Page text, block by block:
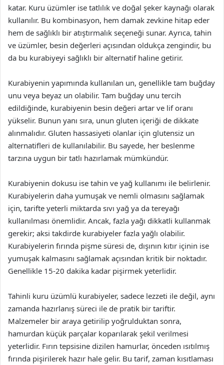
katar. Kuru üzümler ise tatlılık ve doğal şeker kaynağı olarak
kullanılır. Bu kombinasyon, hem damak zevkine hitap eder
hem de sağlıklı bir atıştırmalık seçeneği sunar. Ayrıca, tahin
ve üzümler, besin değerleri açısından oldukça zengindir, bu
da bu kurabiyeyi sağlıklı bir alternatif haline getirir.
Kurabiyenin yapımında kullanılan un, genellikle tam buğday
unu veya beyaz un olabilir. Tam buğday unu tercih
edildiğinde, kurabiyenin besin değeri artar ve lif oranı
yükselir. Bunun yanı sıra, unun gluten içeriği de dikkate
alınmalıdır. Gluten hassasiyeti olanlar için glutensiz un
alternatifleri de kullanılabilir. Bu sayede, her beslenme
tarzına uygun bir tatlı hazırlamak mümkündür.
Kurabiyenin dokusu ise tahin ve yağ kullanımı ile belirlenir.
Kurabiyelerin daha yumuşak ve nemli olmasını sağlamak
için, tarifte yeterli miktarda sıvı yağ ya da tereyağı
kullanılması önemlidir. Ancak, fazla yağı dikkatli kullanmak
gerekir; aksi takdirde kurabiyeler fazla yağlı olabilir.
Kurabiyelerin fırında pişme süresi de, dışının kıtır içinin ise
yumuşak kalmasını sağlamak açısından kritik bir noktadır.
Genellikle 15-20 dakika kadar pişirmek yeterlidir.
Tahinli kuru üzümlü kurabiyeler, sadece lezzeti ile değil, aynı
zamanda hazırlanış süreci ile de pratik bir tariftir.
Malzemeler bir araya getirilip yoğrulduktan sonra,
hamurdan küçük parçalar koparılarak şekil verilmesi
yeterlidir. Fırın tepsisine dizilen hamurlar, önceden ısıtılmış
fırında pişirilerek hazır hale gelir. Bu tarif, zaman kısıtlaması